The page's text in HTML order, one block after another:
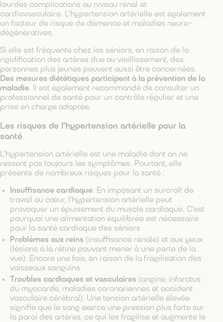
lourdes complications au niveau rénal et
cardiovasculaire. L’hypertension artérielle est également
un facteur de risque de démence et maladies neuro-
dégénératives.
Si elle est fréquente chez les séniors, en raison de la
rigidification des artères due au vieillissement, des
personnes plus jeunes peuvent aussi être concernées.
Des mesures diététiques participent à la prévention de la
maladie. Il est également recommandé de consulter un
professionnel de santé pour un contrôle régulier et une
prise en charge adaptée.
Les risques de l’hypertension artérielle pour la
santé
L’hypertension artérielle est une maladie dont on ne
ressent pas toujours les symptômes. Pourtant, elle
présente de nombreux risques pour la santé :
Insuffisance cardiaque. En imposant un surcroît de
travail au cœur, l’hypertension artérielle peut
provoquer un épuisement du muscle cardiaque. C’est
pourquoi une alimentation équilibrée est nécessaire
pour la santé cardiaque des séniors
Problèmes aux reins (insuffisance rénale) et aux yeux
(lésions à la rétine pouvant mener à une perte de la
vue). Encore une fois, en raison de la fragilisation des
vaisseaux sanguins
Troubles cardiaques et vasculaires (angine, infarctus
du myocarde, maladies coronariennes et accident
vasculaire cérébral). Une tension artérielle élevée
signifie que le sang exerce une pression plus forte sur
la paroi des artères, ce qui les fragilise et augmente le